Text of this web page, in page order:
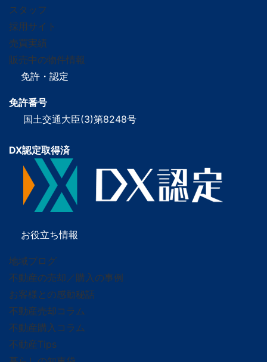
スタッフ
採用サイト
売買実績
販売中の物件情報
免許・認定
免許番号
国土交通大臣(3)第8248号
DX認定取得済
お役立ち情報
地域ブログ
不動産の売却／購入の事例
お客様との感動秘話
不動産売却コラム
不動産購入コラム
不動産Tips